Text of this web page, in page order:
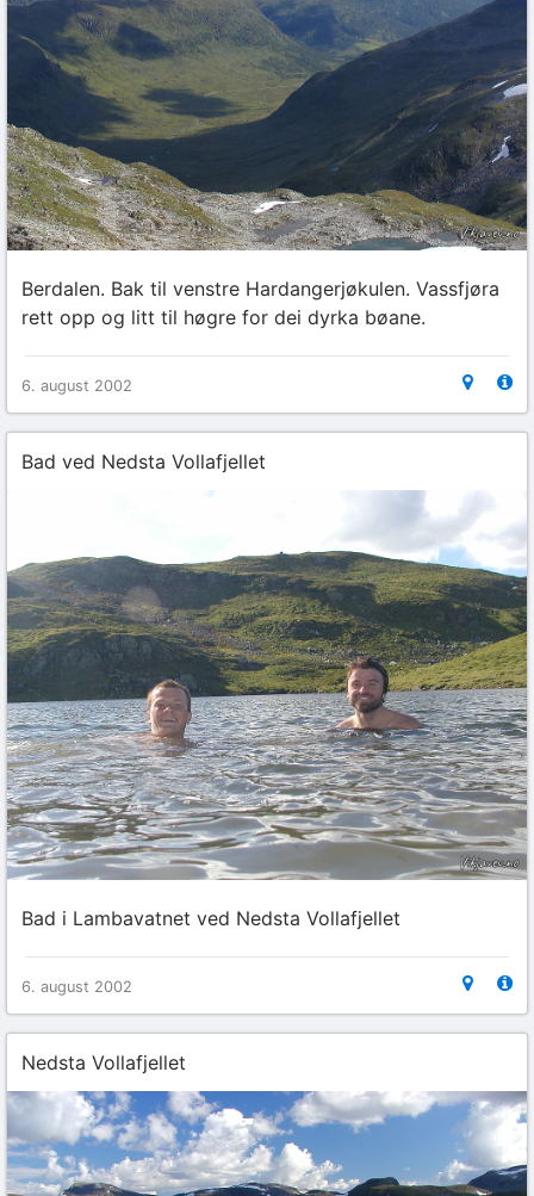
Berdalen. Bak til venstre Hardangerjøkulen. Vassfjøra
rett opp og litt til høgre for dei dyrka bøane.
6. august 2002
Bad ved Nedsta Vollafjellet
Bad i Lambavatnet ved Nedsta Vollafjellet
6. august 2002
Nedsta Vollafjellet